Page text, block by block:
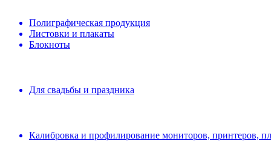
Полиграфическая продукция
Листовки и плакаты
Блокноты
Для свадьбы и праздника
Калибровка и профилирование мониторов, принтеров,